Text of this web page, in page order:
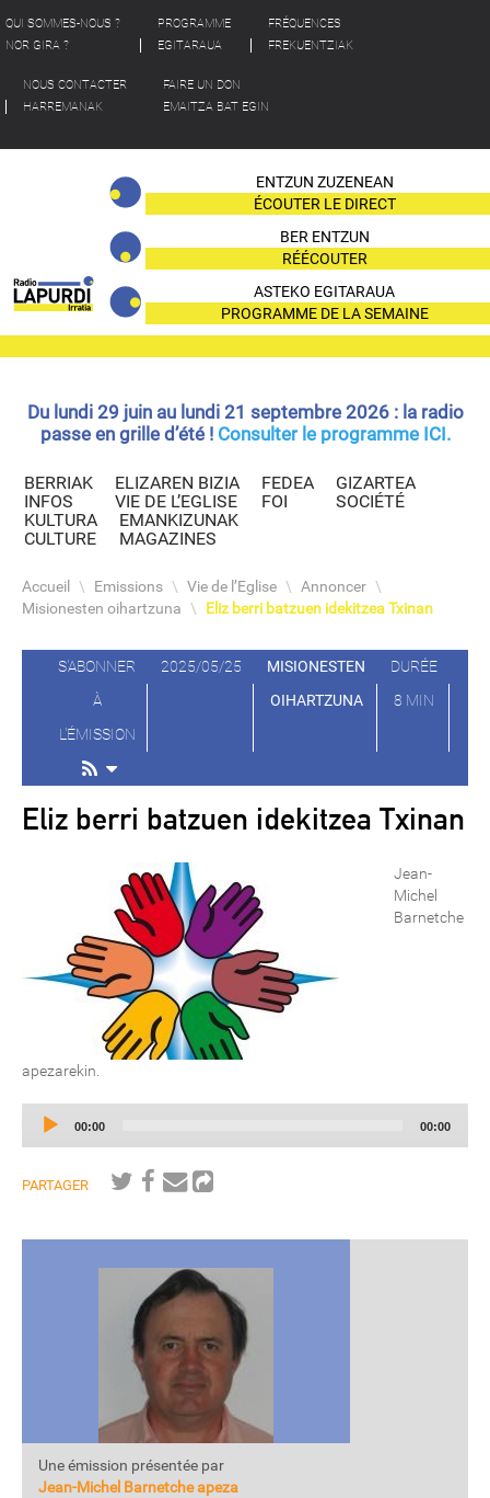
QUI SOMMES-NOUS ?
NOR GIRA ?
PROGRAMME
EGITARAUA
FRÉQUENCES
FREKUENTZIAK
NOUS CONTACTER
HARREMANAK
FAIRE UN DON
EMAITZA BAT EGIN
ENTZUN ZUZENEAN
ÉCOUTER LE DIRECT
BER ENTZUN
RÉÉCOUTER
ASTEKO EGITARAUA
PROGRAMME DE LA SEMAINE
Du lundi 29 juin au lundi 21 septembre 2026 : la radio
passe en grille d’été ! Consulter le programme ICI.
BERRIAK
INFOS
ELIZAREN BIZIA
VIE DE L’EGLISE
FEDEA
FOI
GIZARTEA
SOCIÉTÉ
KULTURA
CULTURE
EMANKIZUNAK
MAGAZINES
Accueil \ Emissions \ Vie de l’Eglise \ Annoncer \
Misionesten oihartzuna \ Eliz berri batzuen idekitzea Txinan
S'ABONNER
À
L'ÉMISSION
2025/05/25
MISIONESTEN
OIHARTZUNA
DURÉE
8 MIN
Eliz berri batzuen idekitzea Txinan
Jean-
Michel
Barnetche
apezarekin.
Current
00:00
Total
00:00
PARTAGER
Une émission présentée par
Jean-Michel Barnetche apeza